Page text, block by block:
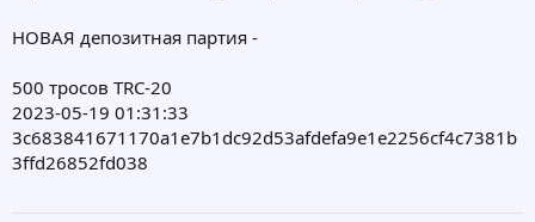
НОВАЯ депозитная партия -
500 тросов TRC-20
2023-05-19 01:31:33
3c683841671170a1e7b1dc92d53afdefa9e1e2256cf4c7381b
3ffd26852fd038